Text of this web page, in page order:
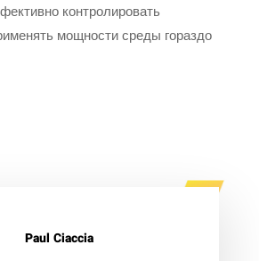
контролировать
мощности среды гораздо
Paul Ciaccia